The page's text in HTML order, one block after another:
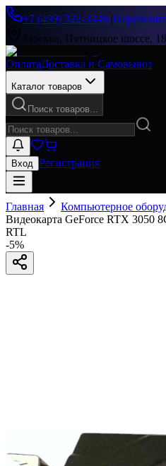
+7 (499) 322-33-86|
Москва, Пятницкое шоссе,
ОплатаДоставка и Самовывоз
Каталог товаров
Поиск товаров...
Вход Регистрация
Главная Компьютерное
Видеокарта GeForce RTX 3050
RTL
-5%